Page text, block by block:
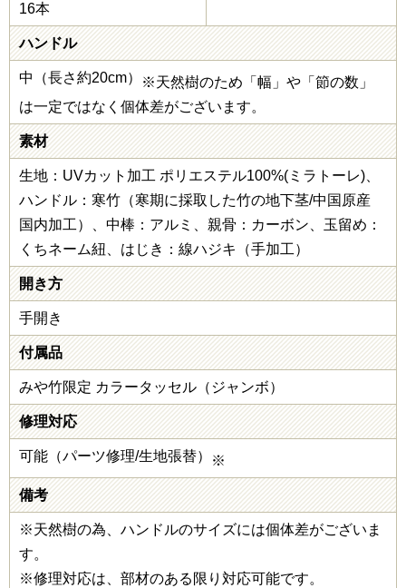
16本
ハンドル
中（長さ約20cm）
※天然樹のため「幅」や「節の数」
は一定ではなく個体差がございます。
素材
生地：UVカット加工 ポリエステル100%(ミラトーレ)、
ハンドル：寒竹（寒期に採取した竹の地下茎/中国原産
国内加工）、中棒：アルミ、親骨：カーボン、玉留め：
くちネーム紐、はじき：線ハジキ（手加工）
開き方
手開き
付属品
みや竹限定 カラータッセル（ジャンボ）
修理対応
可能（パーツ修理/生地張替） ※
備考
※天然樹の為、ハンドルのサイズには個体差がございま
す。
※修理対応は、部材のある限り対応可能です。